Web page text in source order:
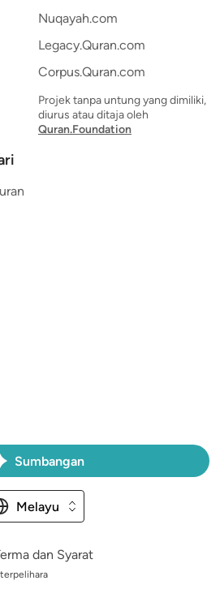
Nuqayah.com
Legacy.Quran.com
Corpus.Quran.com
Projek tanpa untung yang dimiliki,
diurus atau ditaja oleh
Quran.Foundation
dan Syarat
Sumbangan
Melayu